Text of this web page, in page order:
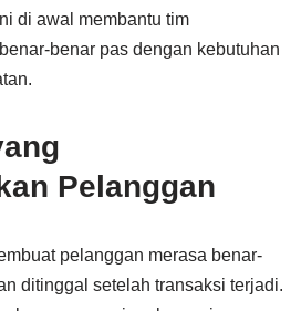
di awal membantu tim
benar pas dengan kebutuhan
Pelanggan
pelanggan merasa benar-
ditinggal setelah transaksi terjadi.